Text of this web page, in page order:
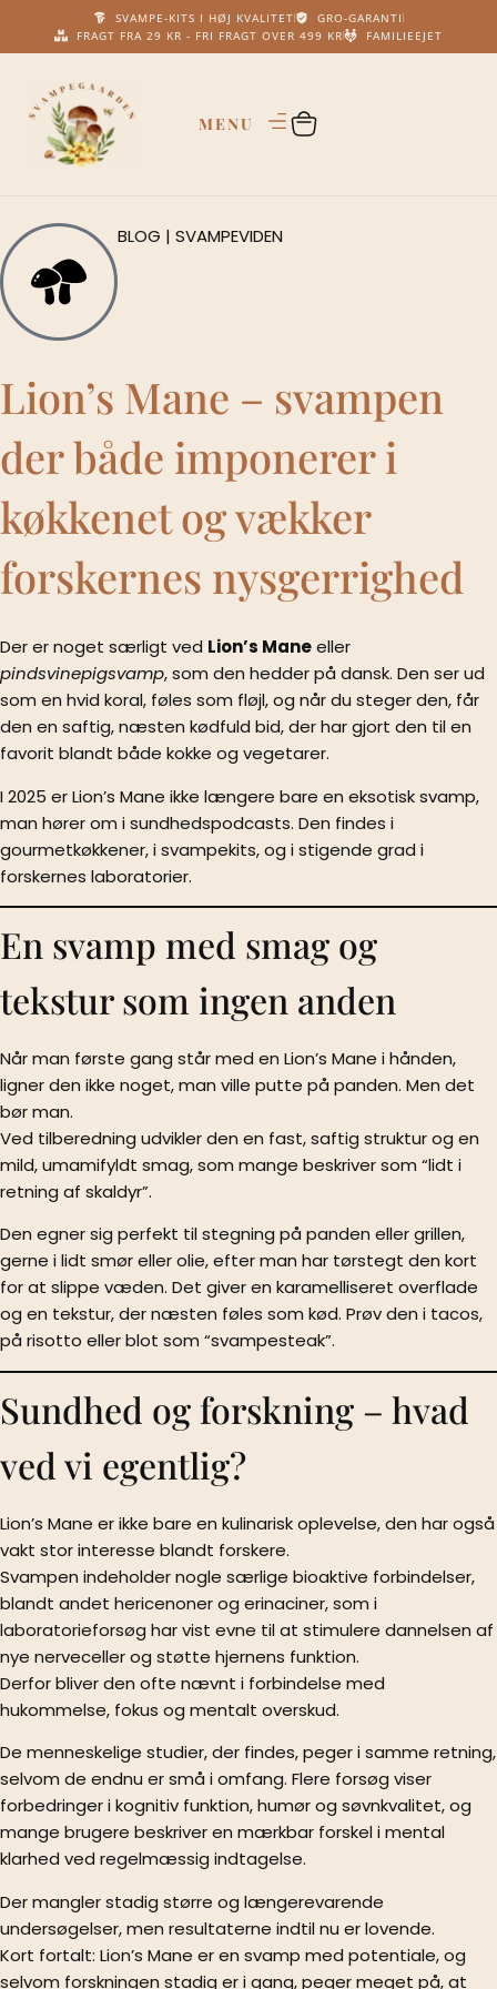
SVAMPE-KITS I HØJ KVALITET
GRO-GARANTI
FRAGT FRA 29 KR - FRI FRAGT OVER 499 KR
FAMILIEEJET
BLOG | SVAMPEVIDEN
Lion’s Mane – svampen
der både imponerer i
køkkenet og vækker
forskernes nysgerrighed
Der er noget særligt ved Lion’s Maneeller
pindsvinepigsvamp, som den hedder på dansk. Den ser ud
som en hvid koral, føles som fløjl, og når du steger den, får
den en saftig, næsten kødfuld bid, der har gjort den til en
favorit blandt både kokke og vegetarer.
I 2025 er Lion’s Mane ikke længere bare en eksotisk svamp,
man hører om i sundhedspodcasts. Den findes i
gourmetkøkkener, i svampekits, og i stigende grad i
forskernes laboratorier.
En svamp med smag og
tekstur som ingen anden
Når man første gang står med en Lion’s Mane i hånden,
ligner den ikke noget, man ville putte på panden. Men det
bør man.
Ved tilberedning udvikler den en fast, saftig struktur og en
mild, umamifyldt smag, som mange beskriver som “lidt i
retning af skaldyr”.
Den egner sig perfekt til stegning på panden eller grillen,
gerne i lidt smør eller olie, efter man har tørstegt den kort
for at slippe væden. Det giver en karamelliseret overflade
og en tekstur, der næsten føles som kød. Prøv den i tacos,
på risotto eller blot som “svampesteak”.
Sundhed og forskning – hvad
ved vi egentlig?
Lion’s Mane er ikke bare en kulinarisk oplevelse, den har også
vakt stor interesse blandt forskere.
Svampen indeholder nogle særlige bioaktive forbindelser,
blandt andet hericenoner og erinaciner, som i
laboratorieforsøg har vist evne til at stimulere dannelsen af
nye nerveceller og støtte hjernens funktion.
Derfor bliver den ofte nævnt i forbindelse med
hukommelse, fokus og mentalt overskud.
De menneskelige studier, der findes, peger i samme retning,
selvom de endnu er små i omfang. Flere forsøg viser
forbedringer i kognitiv funktion, humør og søvnkvalitet, og
mange brugere beskriver en mærkbar forskel i mental
klarhed ved regelmæssig indtagelse.
Der mangler stadig større og længerevarende
undersøgelser, men resultaterne indtil nu er lovende.
Kort fortalt: Lion’s Mane er en svamp med potentiale, og
selvom forskningen stadig er i gang, peger meget på, at